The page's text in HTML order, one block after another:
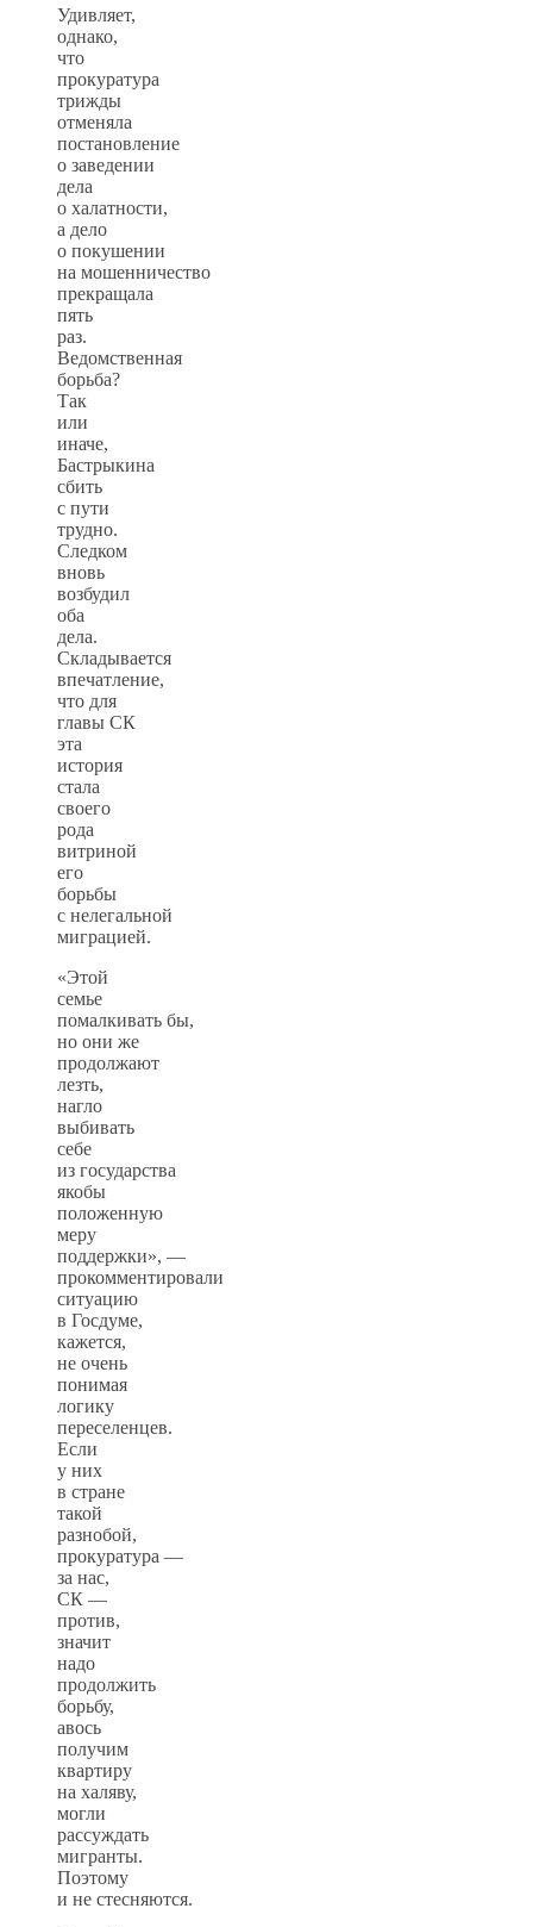
Удивляет,
однако,
что
прокуратура
трижды
отменяла
постановление
о заведении
дела
о халатности,
а дело
о покушении
на мошенничество
прекращала
пять
раз.
Ведомственная
борьба?
Так
или
иначе,
Бастрыкина
сбить
с пути
трудно.
Следком
вновь
возбудил
оба
дела.
Складывается
впечатление,
что для
главы СК
эта
история
стала
своего
рода
витриной
его
борьбы
с нелегальной
миграцией.
«Этой
семье
помалкивать бы,
но они же
продолжают
лезть,
нагло
выбивать
себе
из государства
якобы
положенную
меру
поддержки», —
прокомментировали
ситуацию
в Госдуме,
кажется,
не очень
понимая
логику
переселенцев.
Если
у них
в стране
такой
разнобой,
прокуратура —
за нас,
СК —
против,
значит
надо
продолжить
борьбу,
авось
получим
квартиру
на халяву,
могли
рассуждать
мигранты.
Поэтому
и не стесняются.